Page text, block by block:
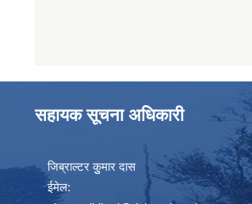
सहायक सूचना अधिकारी
जिब्राल्टर कुुमार दास
ईमेल: